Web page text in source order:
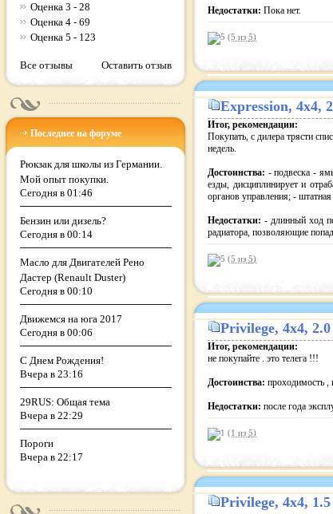
Оценка 3 - 28
Оценка 4 - 69
Оценка 5 - 123
Все отзывы Оставить отзыв
Последнее на форуме
Рюкзак для школы из Германии.
Мой опыт покупки.
Сегодня в 01:46
Бензин или дизель?
Сегодня в 00:14
Масло для Двигателей Рено
Дастер (Renault Duster)
Сегодня в 00:10
Движемся на юга 2017
Сегодня в 00:06
С Днем Рождения!
Вчера в 23:16
29RUS: Общая тема
Вчера в 22:29
Пороги
Вчера в 22:17
Недостатки: Пока нет.
(5 из 5)
Expression, 4x4,
Итог, рекомендации:
Покупать, с дилера трясти
недель.
Достоинства: - подвеска -
езды, дисциплинирует и
органов управления; -
Недостатки: - длинный ход
радиатора, позволяющие
(5 из 5)
Privilege, 4x4,
Итог, рекомендации:
не покупайте . это телега !!!
Достоинства: проходимость ,
Недостатки: после года
(1 из 5)
Privilege, 4x4,